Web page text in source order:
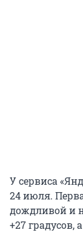
У сервиса
24 июля.
дождливой и
+27 градусов,